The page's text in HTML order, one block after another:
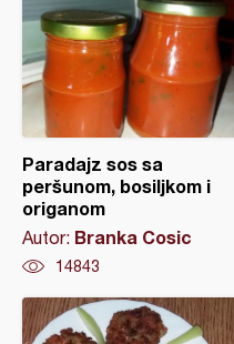
Paradajz sos sa
peršunom, bosiljkom i
origanom
Autor: Branka Cosic
14843